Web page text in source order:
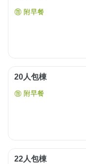
附早餐
20人包棟
附早餐
22人包棟